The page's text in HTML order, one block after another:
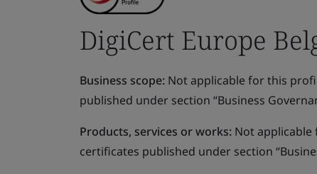
DigiCert Europe
Business scope: Not applicable for this
published under section “Business
Products, services or works: Not applicable
certificates published under section